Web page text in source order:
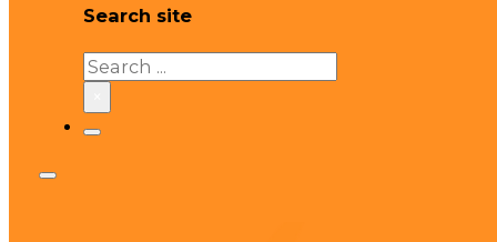
Search site
Search